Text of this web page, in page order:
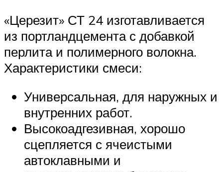
«Церезит» СТ 24 изготавливается
из портландцемента с добавкой
перлита и полимерного волокна.
Характеристики смеси:
Универсальная, для наружных и
внутренних работ.
Высокоадгезивная, хорошо
сцепляется с ячеистыми
автоклавными и